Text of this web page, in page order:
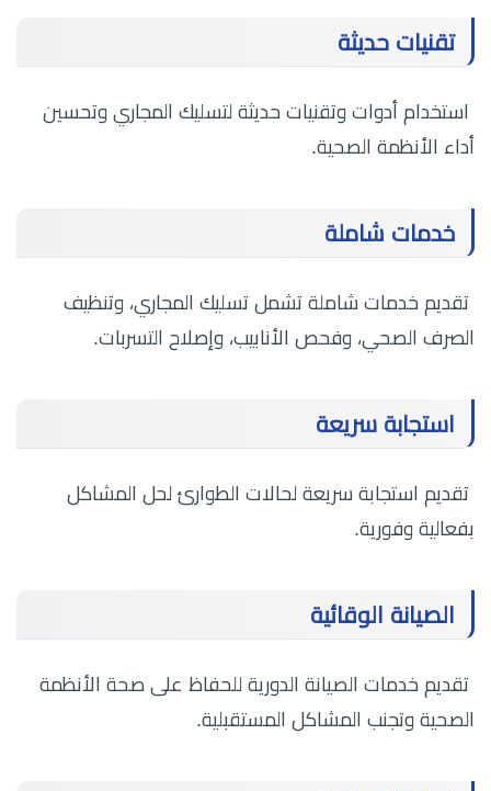
تقنيات حديثة
استخدام أدوات وتقنيات حديثة لتسليك المجاري وتحسين
أداء الأنظمة الصحية.
خدمات شاملة
تقديم خدمات شاملة تشمل تسليك المجاري، وتنظيف
الصرف الصحي، وفحص الأنابيب، وإصلاح التسربات.
استجابة سريعة
تقديم استجابة سريعة لحالات الطوارئ لحل المشاكل
بفعالية وفورية.
الصيانة الوقائية
تقديم خدمات الصيانة الدورية للحفاظ على صحة الأنظمة
الصحية وتجنب المشاكل المستقبلية.